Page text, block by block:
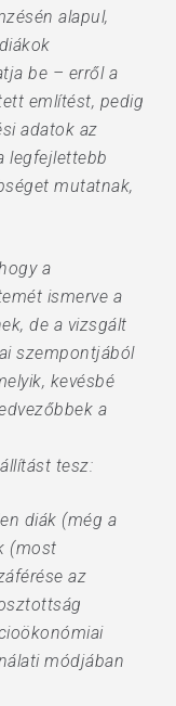
alapul,
be – erről a
említést, pedig
adatok az
legfejlettebb
mutatnak,
a
ismerve a
de a vizsgált
szempontjából
kevésbé
a
tesz:
diák (még a
(most
az
módjában